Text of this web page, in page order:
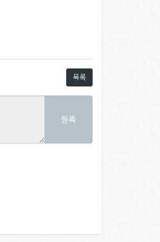
목록
등록